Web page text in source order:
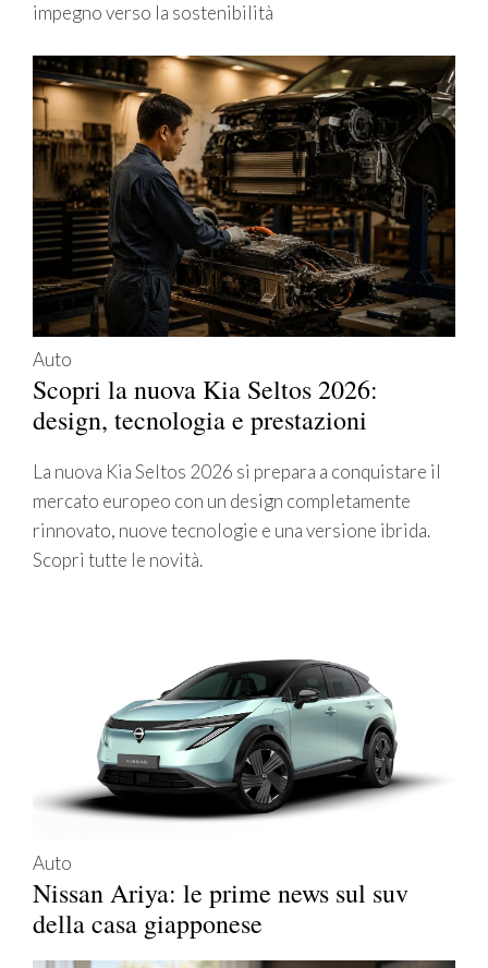
impegno verso la sostenibilità
Auto
Scopri la nuova Kia Seltos 2026:
design, tecnologia e prestazioni
La nuova Kia Seltos 2026 si prepara a conquistare il
mercato europeo con un design completamente
rinnovato, nuove tecnologie e una versione ibrida.
Scopri tutte le novità.
Auto
Nissan Ariya: le prime news sul suv
della casa giapponese